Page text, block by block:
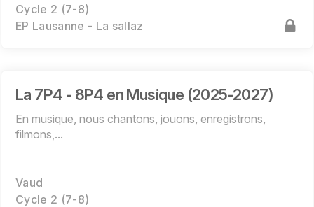
Cycle 2 (7-8)
EP Lausanne - La sallaz
La 7P4 - 8P4 en Musique (2025-2027)
En musique, nous chantons, jouons, enregistrons,
filmons,...
Vaud
Cycle 2 (7-8)